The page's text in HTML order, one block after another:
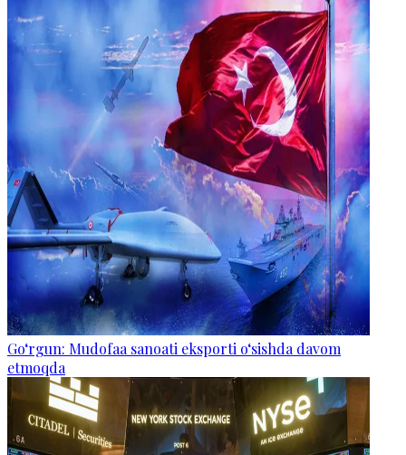
Go‘rgun: Mudofaa sanoati eksporti o‘sishda davom
etmoqda